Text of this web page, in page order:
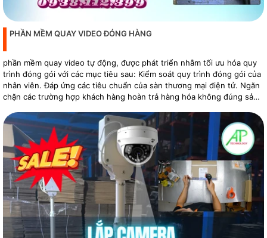
PHẦN MỀM QUAY VIDEO ĐÓNG HÀNG
phần mềm quay video tự động, được phát triển nhằm tối ưu hóa quy
trình đóng gói với các mục tiêu sau: Kiểm soát quy trình đóng gói của
nhân viên. Đáp ứng các tiêu chuẩn của sàn thương mại điện tử. Ngăn
chặn các trường hợp khách hàng hoàn trả hàng hóa không đúng sản